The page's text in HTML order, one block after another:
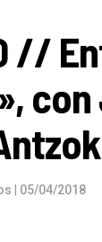
//
05/04/2018